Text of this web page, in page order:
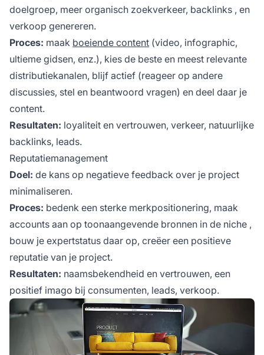
doelgroep, meer organisch zoekverkeer, backlinks , en
verkoop genereren.
Proces: maak boeiende content (video, infographic,
ultieme gidsen, enz.), kies de beste en meest relevante
distributiekanalen, blijf actief (reageer op andere
discussies, stel en beantwoord vragen) en deel daar je
content.
Resultaten: loyaliteit en vertrouwen, verkeer, natuurlijke
backlinks, leads.
Reputatiemanagement
Doel: de kans op negatieve feedback over je project
minimaliseren.
Proces: bedenk een sterke merkpositionering, maak
accounts aan op toonaangevende bronnen in de niche ,
bouw je expertstatus daar op, creëer een positieve
reputatie van je project.
Resultaten: naamsbekendheid en vertrouwen, een
positief imago bij consumenten, leads, verkoop.